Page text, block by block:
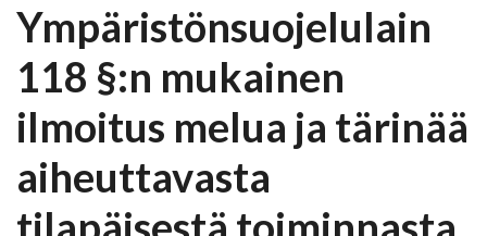
Ympäristönsuojelulain
118 §:n mukainen
ilmoitus melua ja tärinää
aiheuttavasta